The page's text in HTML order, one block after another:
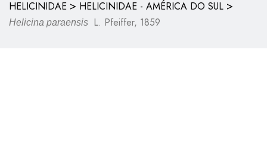
HELICINIDAE > HELICINIDAE - AMÉRICA DO SUL >
Helicina paraensis L. Pfeiffer, 1859